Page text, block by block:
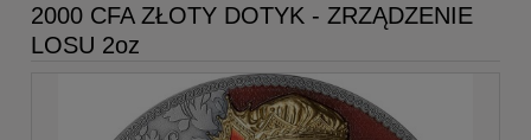
2000 CFA ZŁOTY DOTYK - ZRZĄDZENIE
LOSU 2oz